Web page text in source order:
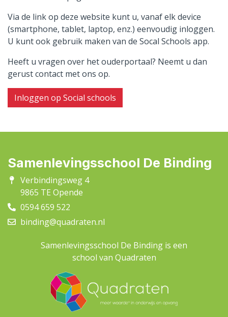
Via de link op deze website kunt u, vanaf elk device
(smartphone, tablet, laptop, enz.) eenvoudig inloggen.
U kunt ook gebruik maken van de Socal Schools app.
Heeft u vragen over het ouderportaal? Neemt u dan
gerust contact met ons op.
Inloggen op Social schools
Samenlevingsschool De Binding
Verbindingsweg 4
9865 TE Opende
0594 659 522
binding@quadraten.nl
Samenlevingsschool De Binding is een
school van Quadraten